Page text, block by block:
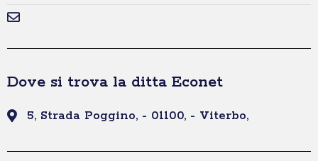
Dove si trova la ditta Econet
5, Strada Poggino, - 01100, - Viterbo,